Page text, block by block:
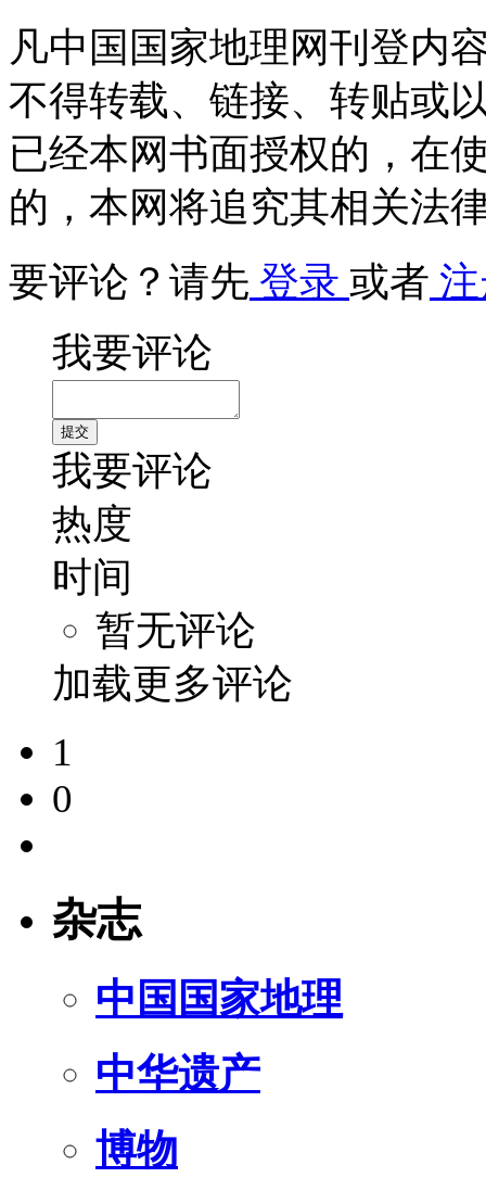
凡中国国家地理网刊登内
不得转载、链接、转贴或
已经本网书面授权的，在
的，本网将追究其相关法
要评论？请先 登录 或者
我要评论
我要评论
热度
时间
暂无评论
加载更多评论
1
0
杂志
中国国家地理
中华遗产
博物